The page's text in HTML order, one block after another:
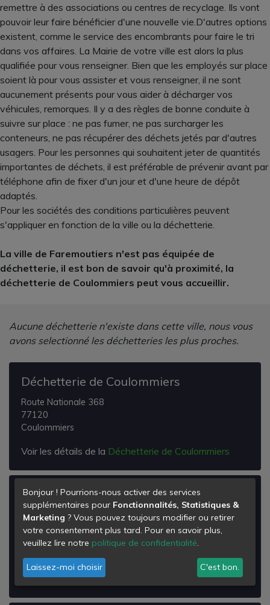
remettre à des associations ou centres de recyclage. Ils vont
pouvoir leur faire bénéficier d'une nouvelle vie.D'autres options
existent, comme le service des encombrants pour faire le tri
dans vos affaires. La Mairie de votre ville est alors la plus
qualifiée pour vous renseigner. Bien que les employés sur place
soient là pour vous assister et vous renseigner, il ne sont
aucunement présents pour vous aider à décharger vos
véhicules, remorques. Il y a des règles de bonne conduite à
suivre sur place : ne pas fumer, ne pas surcharger les
conteneurs, ne pas récupérer des déchets jetés par d'autres
usagers. Pour les personnes qui souhaitent jeter de quantités
importantes de déchets, il est préférable de prévenir avant par
téléphone afin de fixer d'un jour et d'une heure de dépôt
adaptés.
Pour les sociétés des conditions particulières peuvent
s'appliquer en fonction de la ville ou la déchetterie.
La ville de Faremoutiers n'est pas équipée de
déchetterie, il est bon de savoir qu'à proximité, la
déchetterie de Coulommiers peut vous accueillir.
Aucune déchetterie n'existe dans cette ville, nous vous
avons selectionné les déchetteries les plus proches.
Déchetterie de Coulommiers
Route Nationale 368
77120
Coulommiers
Voir les détails de la Déchetterie de Coulommiers
Déchetterie de Bailly Romainvilliers
Lieu dit La Mare Houleuse
77700
Bailly-Romainvilliers
Voir les détails de la
Romainvilliers
Bonjour ! Pourrions-nous activer des services
supplémentaires pour Fonctionnalités, Statistiques &
Marketing ? Vous pouvez toujours modifier ou retirer
votre consentement plus tard. Pour en savoir plus,
veuillez lire notre politique de confidentialité.
Laissez-moi choisir C'est bon.